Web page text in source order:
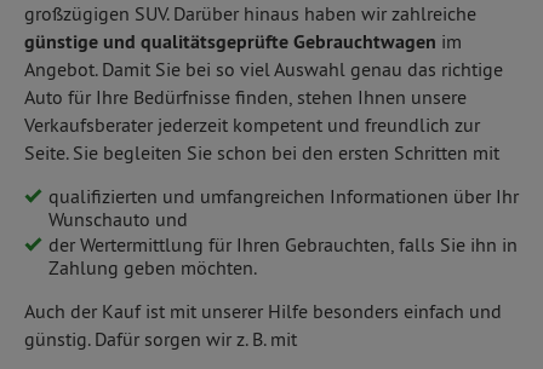
großzügigen SUV. Darüber hinaus haben wir zahlreiche
günstige und qualitätsgeprüfte Gebrauchtwagen im
Angebot. Damit Sie bei so viel Auswahl genau das richtige
Auto für Ihre Bedürfnisse finden, stehen Ihnen unsere
Verkaufsberater jederzeit kompetent und freundlich zur
Seite. Sie begleiten Sie schon bei den ersten Schritten mit
qualifizierten und umfangreichen Informationen über Ihr
Wunschauto und
der Wertermittlung für Ihren Gebrauchten, falls Sie ihn in
Zahlung geben möchten.
Auch der Kauf ist mit unserer Hilfe besonders einfach und
günstig. Dafür sorgen wir z. B. mit